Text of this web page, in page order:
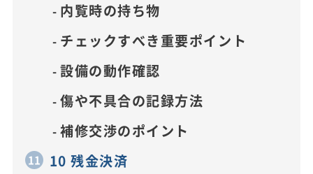
内覧時の持ち物
チェックすべき重要ポイント
設備の動作確認
傷や不具合の記録方法
補修交渉のポイント
10 残金決済